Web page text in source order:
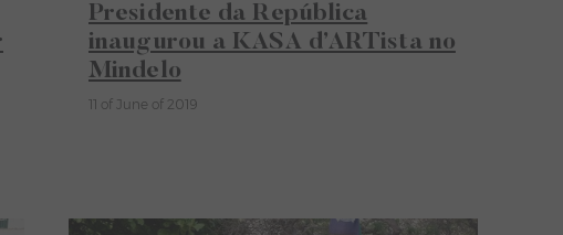
Presidente da República
inaugurou a KASA d’ARTista no
Mindelo
11 of June of 2019